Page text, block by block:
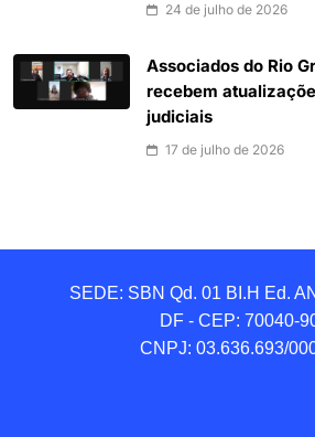
24 de julho de 2026
Associados do Rio
recebem
judiciais
17 de julho de 2026
SEDE: SBN Qd. 01 BI.H Ed.
DF - CEP: 70040-
CNPJ: 03.636.693/